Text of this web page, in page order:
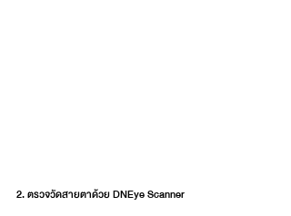
2. ตรวจวัดสายตาด้วย DNEye Scanner